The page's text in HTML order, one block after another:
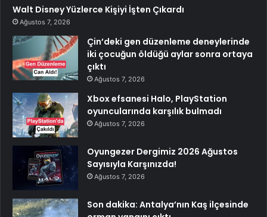
Walt Disney Yüzlerce Kişiyi İşten Çıkardı
Ağustos 7, 2026
Çin’deki gen düzenleme deneylerinde
iki çocuğun öldüğü aylar sonra ortaya
çıktı
Ağustos 7, 2026
Xbox efsanesi Halo, PlayStation
oyuncularında karşılık bulmadı
Ağustos 7, 2026
Oyungezer Dergimiz 2026 Ağustos
Sayısıyla Karşınızda!
Ağustos 7, 2026
Son dakika: Antalya’nın Kaş ilçesinde